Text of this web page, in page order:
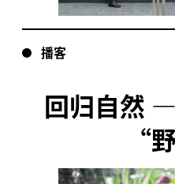
播客
回归自然 —
“